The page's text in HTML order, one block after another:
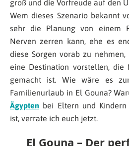
groß und die Vorfreude auf den
Wem dieses Szenario bekannt
sehr die Planung von einem
Nerven zerren kann, ehe es
diese Sorgen vorab zu
eine Destination vorstellen,
gemacht ist. Wie wäre es
Familienurlaub in El Gouna?
Ägypten bei Eltern und
ist, verrate ich euch jetzt.
El Gouna – Der